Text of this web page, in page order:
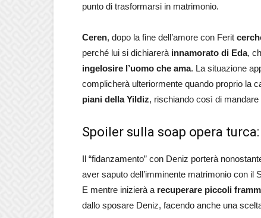
punto di trasformarsi in matrimonio.
Ceren, dopo la fine dell’amore con Ferit
perché lui si dichiarerà innamorato di Eda,
ingelosire l’uomo che ama. La situazione
complicherà ulteriormente quando proprio la
piani della Yildiz, rischiando così di
Spoiler sulla soap opera
Il “fidanzamento” con Deniz porterà
aver saputo dell’imminente matrimonio con il
E mentre inizierà a recuperare piccoli
dallo sposare Deniz, facendo anche una